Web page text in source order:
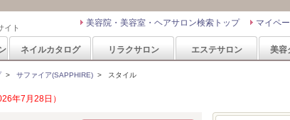
イト マイペ
美容院・美容室・ヘアサロン検索トップ
ネイルカタログ リラクサロン エステサロン 美容
> サファイア(SAPPHIRE) > スタイル
年7月28日）